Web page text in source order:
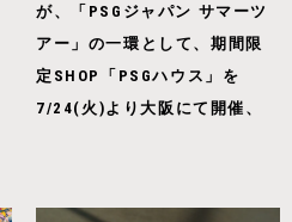
が、「PSGジャパン サマーツ
アー」の一環として、期間限
定SHOP「PSGハウス」を
7/24(火)より大阪にて開催、